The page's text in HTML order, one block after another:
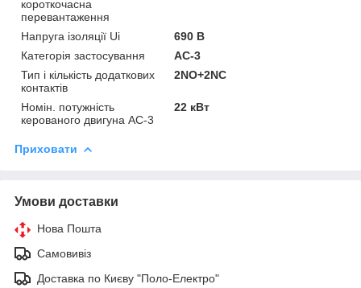
короткочасна
перевантаження
Напруга ізоляції Ui
690 В
Категорія застосування
АС-3
Тип і кількість додаткових
контактів
2NO+2NC
Номін. потужність
керованого двигуна АС-3
22 кВт
Приховати
Умови доставки
Нова Пошта
Самовивіз
Доставка по Києву "Поло-Електро"